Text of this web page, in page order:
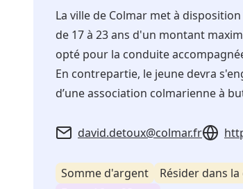
La ville de Colmar met à
de 17 à 23 ans d'un montant
opté pour la conduite
En contrepartie, le jeune devra
d’une association colmarienne à
david.detoux@colmar.fr
Somme d'argent
Résider dans